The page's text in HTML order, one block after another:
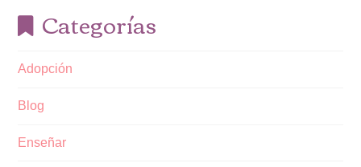
Categorías
Adopción
Blog
Enseñar